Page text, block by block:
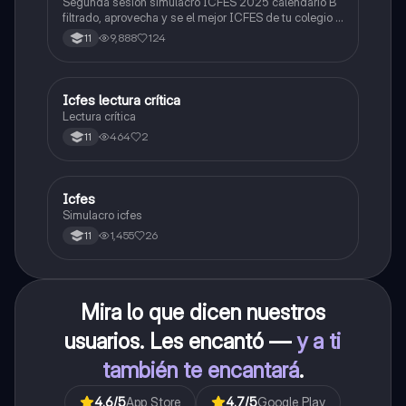
filtrado, aprovecha y se el mejor ICFES de tu colegio y
poder ingresar a universidad, y estudiar aquella
carrera con la que tanto sueñas.
11 9,888 124
Lengua Castellana
Icfes lectura crítica
Lectura crítica
11 464 2
ICFES: Sociales y Ciudadanas
Icfes
Simulacro icfes
11 1,455 26
Mira lo que dicen nuestros
usuarios. Les encantó —y a ti
también te encantará.
4.6/5App Store 4.7/5Google Play